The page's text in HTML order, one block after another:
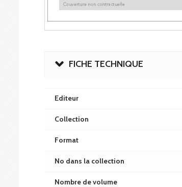
FICHE TECHNIQUE
Editeur
Collection
Format
No dans la collection
Nombre de volume